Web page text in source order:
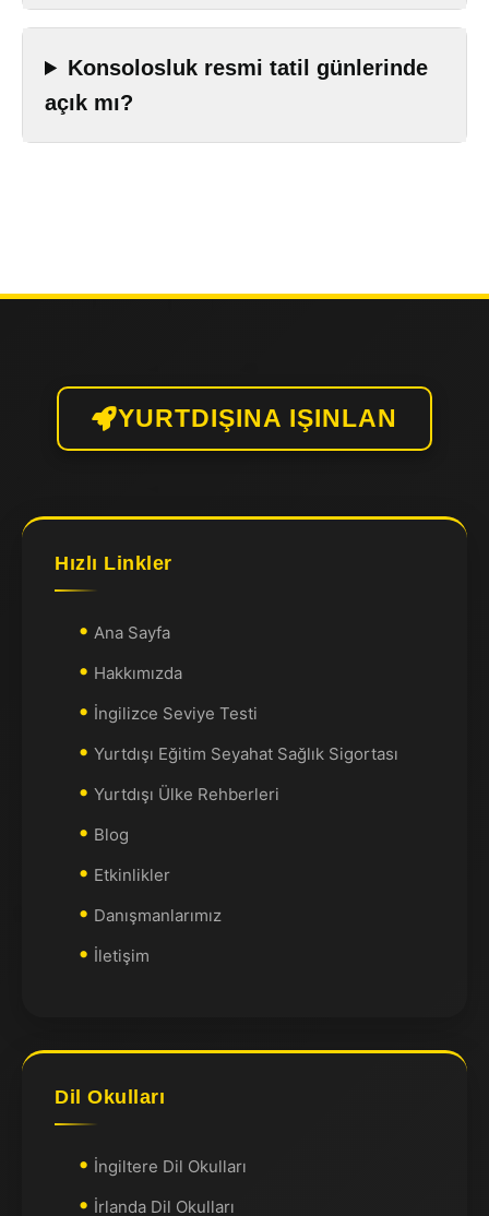
Konsolosluk resmi tatil günlerinde
açık mı?
YURTDIŞINA IŞINLAN
Hızlı Linkler
Ana Sayfa
Hakkımızda
İngilizce Seviye Testi
Yurtdışı Eğitim Seyahat Sağlık Sigortası
Yurtdışı Ülke Rehberleri
Blog
Etkinlikler
Danışmanlarımız
İletişim
Dil Okulları
İngiltere Dil Okulları
İrlanda Dil Okulları